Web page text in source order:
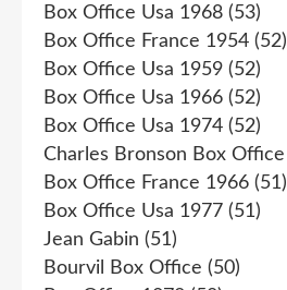
Box Office Usa 1968 (53)
Box Office France 1954 (52)
Box Office Usa 1959 (52)
Box Office Usa 1966 (52)
Box Office Usa 1974 (52)
Charles Bronson Box Office
Box Office France 1966 (51)
Box Office Usa 1977 (51)
Jean Gabin (51)
Bourvil Box Office (50)